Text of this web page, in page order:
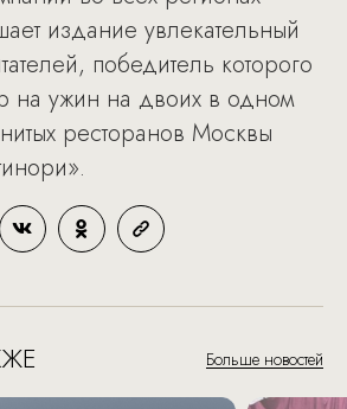
издание увлекательный
победитель которого
на ужин на двоих в одном
ресторанов Москвы
Больше новостей